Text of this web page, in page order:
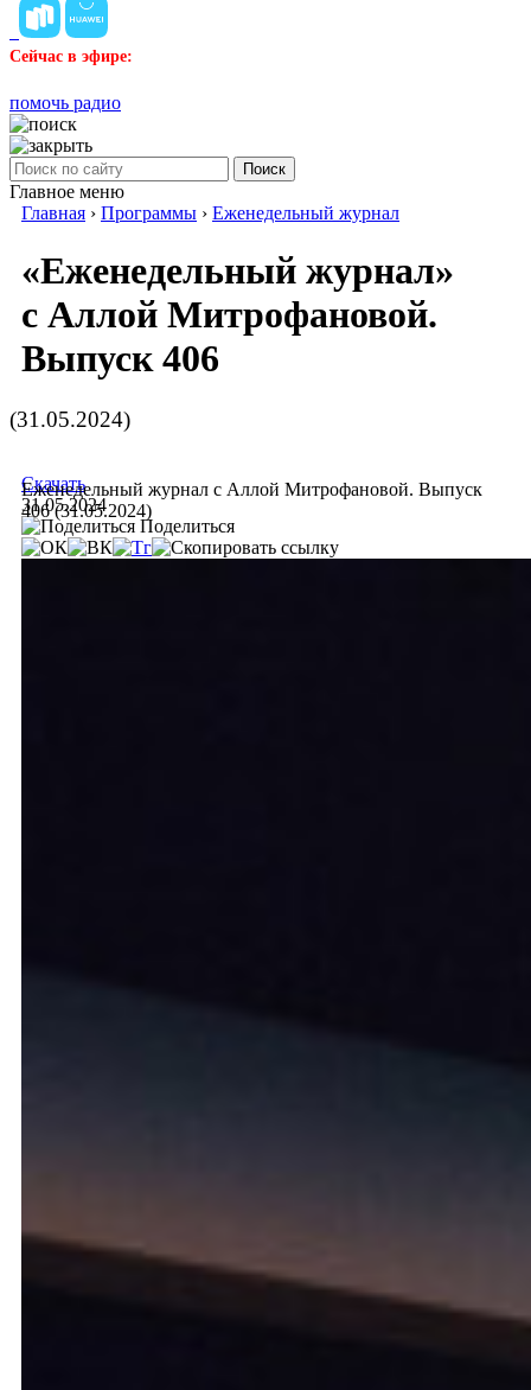
Сейчас в эфире:
помочь радио
Поиск
Главное меню
Главная › Программы › Еженедельный журнал
«Еженедельный журнал»
с Аллой Митрофановой.
Выпуск 406
(31.05.2024)
Еженедельный журнал с Аллой Митрофановой. Выпуск
406 (31.05.2024)
Скачать
31.05.2024
Поделиться